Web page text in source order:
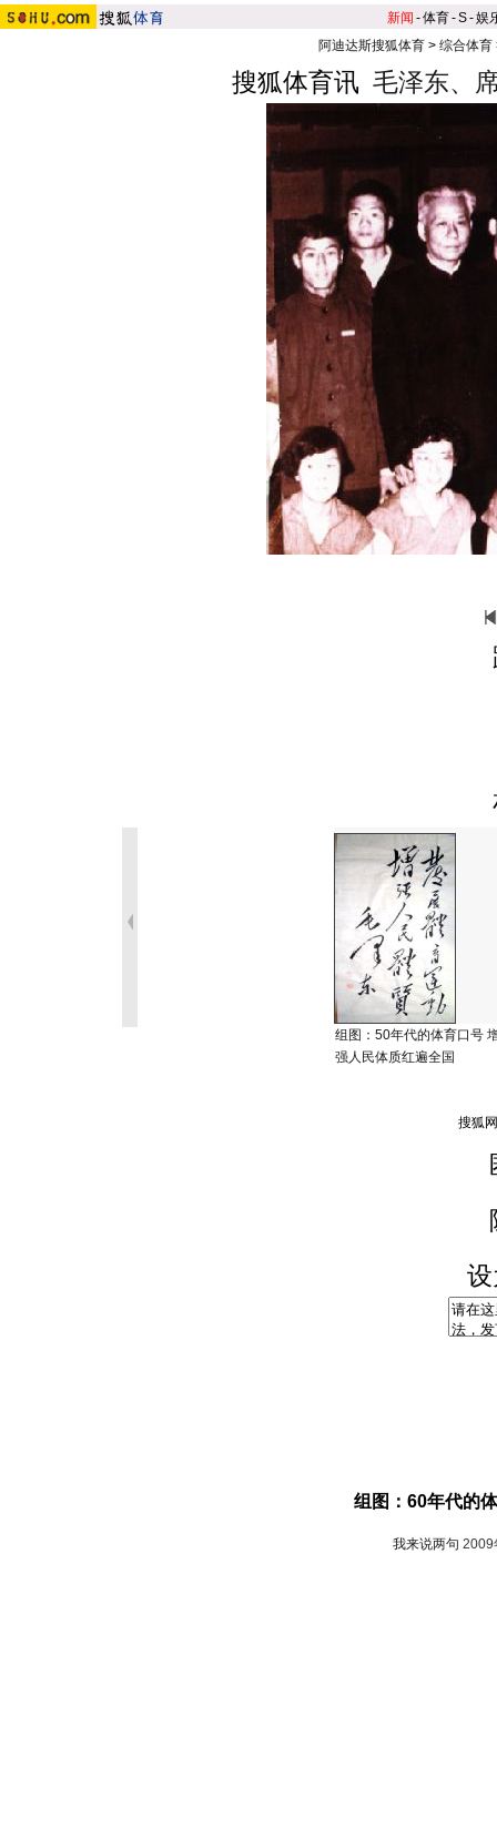
新闻 -体育-S-娱
阿迪达斯搜狐体育 > 综合体育
搜狐体育讯 毛泽东、
组图：50年代的体育口号
强人民体质红遍全国
组图：60年代的
我来说两句 2009